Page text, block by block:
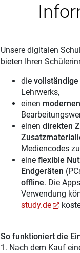
Unsere digitalen
bieten Ihren
die
Lehrwerks,
einen
einen direkten
Mediencodes
eine flexible
Endgeräten
offline. Die
Verwendung
study.de
So funktioniert die
1. Nach dem Kauf